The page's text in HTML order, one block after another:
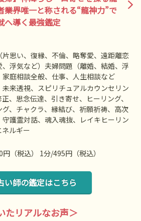
業界唯一と称される“龍神力”で
へ導く最強鑑定
片思い、復縁、不倫、略奪愛、遠距離恋
、浮気など）夫婦問題（離婚、結婚、浮
家庭相談全般、仕事、人生相談など
未来透視、スピリチュアルカウンセリン
、思念伝達、引き寄せ、ヒーリング、
グ、チャクラ、縁結び、祈願祈祷、高次
守護霊対話、魂入魂抜、レイキヒーリン
ルギー
（税込） 1分/495円（税込）
い師の鑑定はこちら
たリアルなお声＞